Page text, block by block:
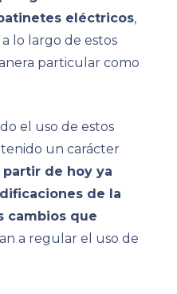
eléctricos,
lo largo de estos
particular como
el uso de estos
un carácter
partir de hoy ya
de la
cambios que
a regular el uso de